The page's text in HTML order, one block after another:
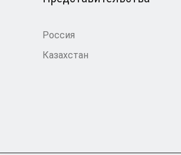
Россия
Казахстан